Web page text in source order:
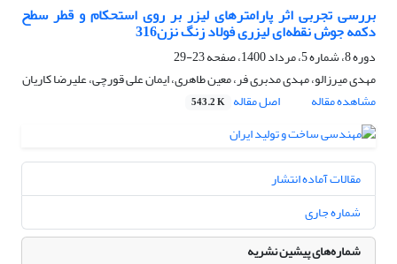
بررسی تجربی اثر پارامترهای لیزر بر روی استحکام و قطر سطح
دکمه جوش نقطه‌ای لیزری فولاد زنگ نزن316
دوره 8، شماره 5، مرداد 1400، صفحه
23-29
مهدی میرزالو، مهدی مدبری فر، معین طاهری، ایمان علی قورچی، علیرضا کاریان
مشاهده مقاله
اصل مقاله 543.2 K
مقالات آماده انتشار
شماره جاری
شماره‌های پیشین نشریه